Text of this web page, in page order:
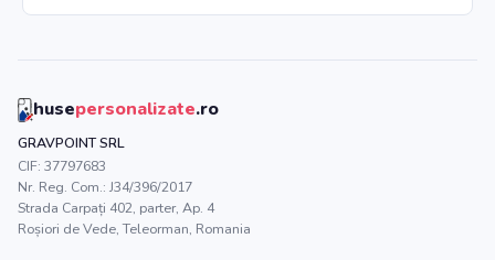
husepersonalizate.ro
GRAVPOINT SRL
CIF: 37797683
Nr. Reg. Com.: J34/396/2017
Strada Carpați 402, parter, Ap. 4
Roșiori de Vede,Teleorman, Romania